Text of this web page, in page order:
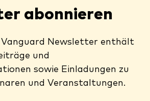
abonnieren
Newsletter enthält
und
sowie Einladungen zu
und Veranstaltungen.